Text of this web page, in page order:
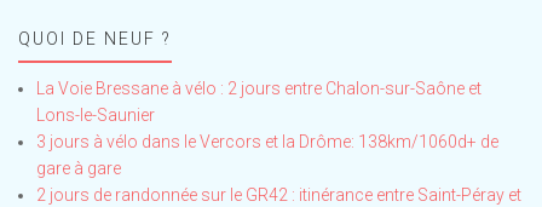
QUOI DE NEUF ?
La Voie Bressane à vélo : 2 jours entre Chalon-sur-Saône et
Lons-le-Saunier
3 jours à vélo dans le Vercors et la Drôme: 138km/1060d+ de
gare à gare
2 jours de randonnée sur le GR42 : itinérance entre Saint-Péray et